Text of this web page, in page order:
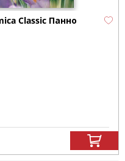
Classic Панно